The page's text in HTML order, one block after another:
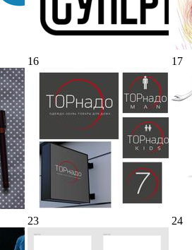
16 17
23 24